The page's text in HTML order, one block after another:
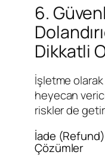
6.
Dikkatli
İşletme
heyecan
riskler de
İade
Çözümler